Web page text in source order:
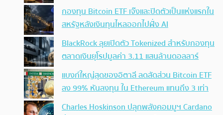
กองทุน Bitcoin ETF เจ๊งและปิดตัวเป็นแห่งแรกใน
สหรัฐหลังเงินทุนไหลออกไปฝั่ง AI
BlackRock ลุยเปิดตัว Tokenized สำหรับกองทุน
ตลาดเงินยุโรปมูลค่า 3.11 แสนล้านดอลลาร์
แบงก์ใหญ่สุดของอิตาลี ลดสัดส่วน Bitcoin ETF
ลง 99% หันลงทุน ใน Ethereum แทนถึง 3 เท่า
Charles Hoskinson ปลุกพลังคอมมูฯ Cardano